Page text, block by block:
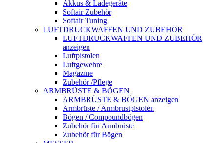
Akkus & Ladegeräte
Softair Zubehör
Softair Tuning
LUFTDRUCKWAFFEN UND ZUBEHÖR
LUFTDRUCKWAFFEN UND ZUBEHÖR
anzeigen
Luftpistolen
Luftgewehre
Magazine
Zubehör /Pflege
ARMBRÜSTE & BÖGEN
ARMBRÜSTE & BÖGEN anzeigen
Armbrüste / Armbrustpistolen
Bögen / Compoundbögen
Zubehör für Armbrüste
Zubehör für Bögen